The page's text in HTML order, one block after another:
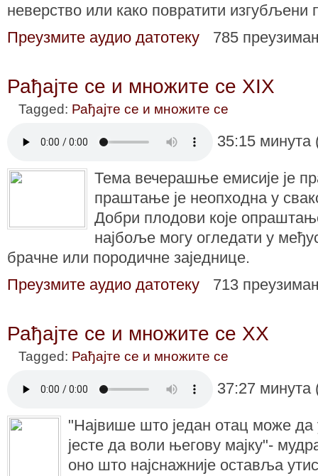
неверство или како повратити изгубљени
Преузмите аудио датотеку
785
Рађајте се и множите се XIX
Tagged: Рађајте се и множите се
35:15
Тема вечерашње емисије је
праштање је неопходна у
Добри плодови које
најбоље могу огледати у
брачне или породичне заједнице.
Преузмите аудио датотеку
713
Рађајте се и множите се XX
Tagged: Рађајте се и множите се
37:27
"Највише што један отац може да
јесте да воли његову мајку"-
оно што најснажније оставља